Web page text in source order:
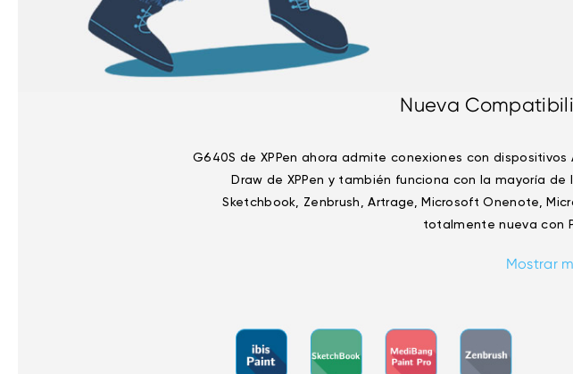
Nueva
G640S de XPPen ahora admite conexiones con
Draw de XPPen y también funciona con la mayoría
Sketchbook, Zenbrush, Artrage, Microsoft Onenote,
totalmente nueva con
Mostrar